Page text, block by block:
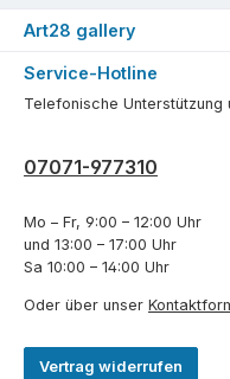
Art28 gallery
Service-Hotline
Telefonische Unterstützung
07071-977310
Mo – Fr, 9:00 – 12:00 Uhr
und 13:00 – 17:00 Uhr
Sa 10:00 – 14:00 Uhr
Oder über unser
Vertrag widerrufen